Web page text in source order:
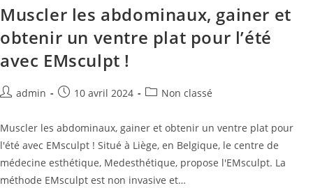
Muscler les abdominaux, gainer et
obtenir un ventre plat pour l’été
avec EMsculpt !
admin 10 avril 2024 Non classé
Muscler les abdominaux, gainer et obtenir un ventre plat pour
l'été avec EMsculpt ! Situé à Liège, en Belgique, le centre de
médecine esthétique, Medesthétique, propose l'EMsculpt. La
méthode EMsculpt est non invasive et…